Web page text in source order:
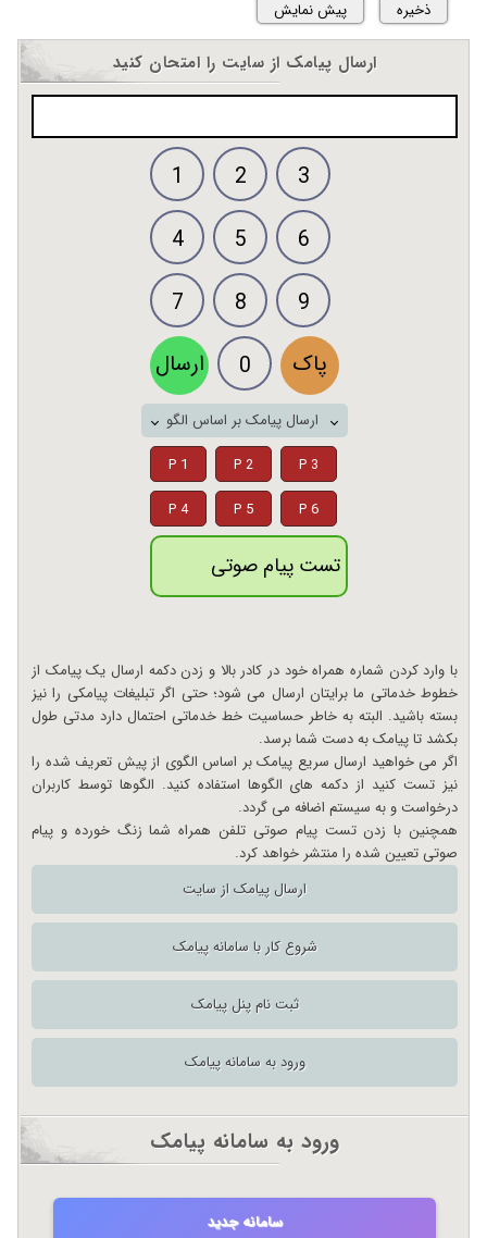
ارسال پیامک از سایت را امتحان کنید
1 2
3
4
5
6
7
8
9
ارسال
0 پاک
ارسال پیامک بر اساس الگو
P 1
P 2
P 3
P 4
P 5 P 6
تست پیام صوتی
با وارد کردن شماره همراه خود در کادر بالا و زدن دکمه ارسال یک پیامک از
خطوط خدماتی ما برایتان ارسال می شود؛ حتی اگر تبلیغات پیامکی را نیز
بسته باشید. البته به خاطر حساسیت خط خدماتی احتمال دارد مدتی طول
بکشد تا پیامک به دست شما برسد.
اگر می خواهید ارسال سریع پیامک بر اساس الگوی از پیش تعریف شده را
نیز تست کنید از دکمه های الگوها استفاده کنید. الگوها توسط کاربران
درخواست و به سیستم اضافه می گردد.
همچنین با زدن تست پیام صوتی تلفن همراه شما زنگ خورده و پیام
صوتی تعیین شده را منتشر خواهد کرد.
ارسال پیامک از سایت
شروع کار با سامانه پیامک
ثبت نام پنل پیامک
ورود به سامانه پیامک
ورود به سامانه پیامک
سامانه جدید